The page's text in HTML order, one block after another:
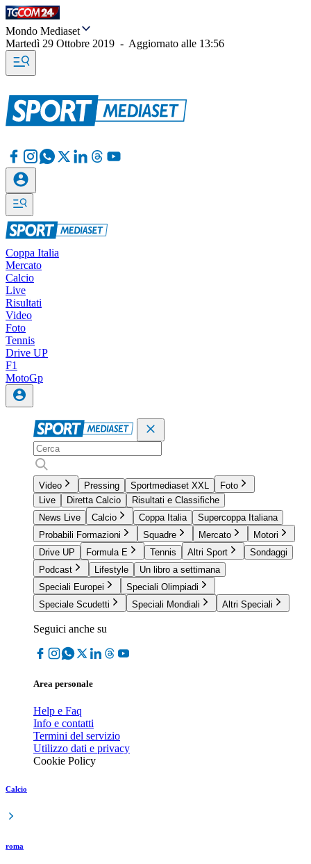
Mondo Mediaset
Martedì 29 Ottobre 2019 - Aggiornato alle 13:56
Coppa Italia
Mercato
Calcio
Live
Risultati
Video
Foto
Tennis
Drive UP
F1
MotoGp
Video Pressing Sportmediaset XXL
Foto
Live
Diretta Calcio
Risultati e Classifiche
News Live
Calcio Coppa Italia
Supercoppa Italiana
Probabili Formazioni
Squadre Mercato
Motori
Drive UP
Formula E Tennis Altri Sport
Sondaggi
Podcast
Lifestyle
Un libro a settimana
Speciali Europei
Speciali Olimpiadi
Speciale Scudetti
Speciali Mondiali Altri Speciali
Seguici anche su
Area personale
Help e Faq
Info e contatti
Termini del servizio
Utilizzo dati e privacy
Cookie Policy
Calcio
roma